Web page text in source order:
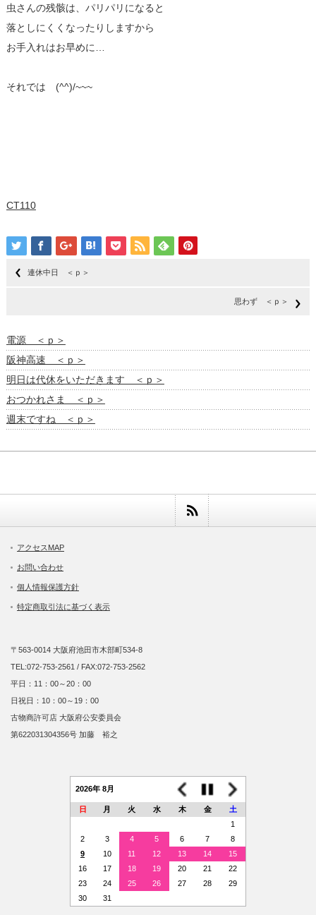
虫さんの残骸は、パリパリになると
落としにくくなったりしますから
お手入れはお早めに…
それでは (^^)/~~~
CT110
連休中日 ＜ｐ＞
思わず ＜ｐ＞
電源 ＜ｐ＞
阪神高速 ＜ｐ＞
明日は代休をいただきます ＜ｐ＞
おつかれさま ＜ｐ＞
週末ですね ＜ｐ＞
アクセスMAP
お問い合わせ
個人情報保護方針
特定商取引法に基づく表示
〒563-0014 大阪府池田市木部町534-8
TEL:072-753-2561 / FAX:072-753-2562
平日：11：00～20：00
日祝日：10：00～19：00
古物商許可店 大阪府公安委員会
第622031304356号 加藤 裕之
2026年 8月
日 月 火 水 木 金
土
1
2
3 4 5 6 7
8
9
10 11 12 13 14
15
16
17 18 19 20 21
22
23
24 25 26 27 28
29
30
31